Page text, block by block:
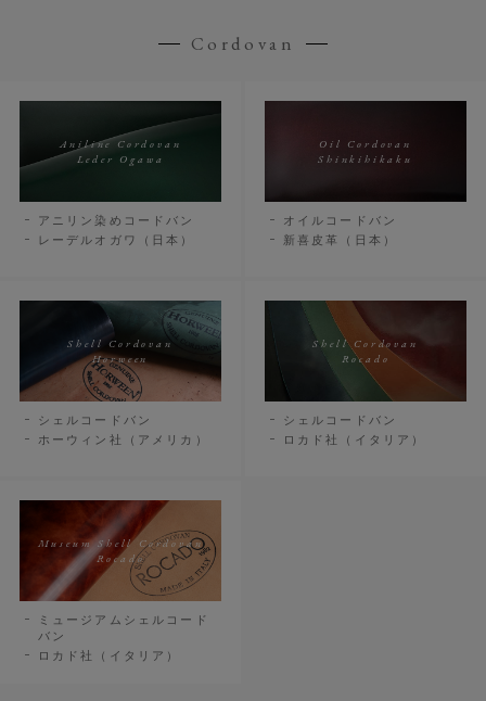
Cordovan
Aniline Cordovan
Leder Ogawa
アニリン染めコードバン
レーデルオガワ（日本）
Oil Cordovan
Shinkihikaku
オイルコードバン
新喜皮革（日本）
Shell Cordovan
Horween
シェルコードバン
ホーウィン社（アメリカ）
Shell Cordovan
Rocado
シェルコードバン
ロカド社（イタリア）
Museum Shell Cordovan
Rocado
ミュージアムシェルコード
バン
ロカド社（イタリア）